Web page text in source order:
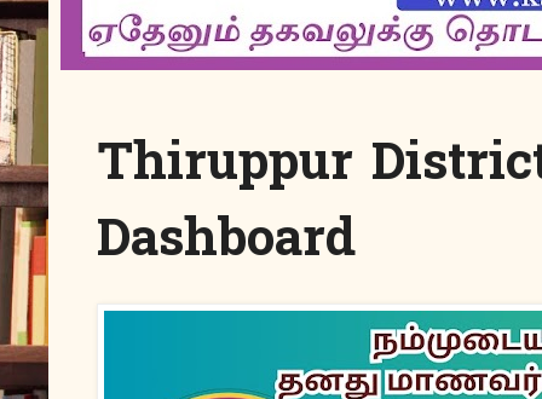
Thiruppur
Dashboard